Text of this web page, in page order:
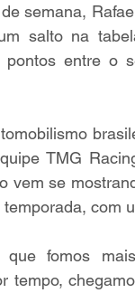
semana,
salto na
entre o
TMG
vem se
com
fomos
tempo,